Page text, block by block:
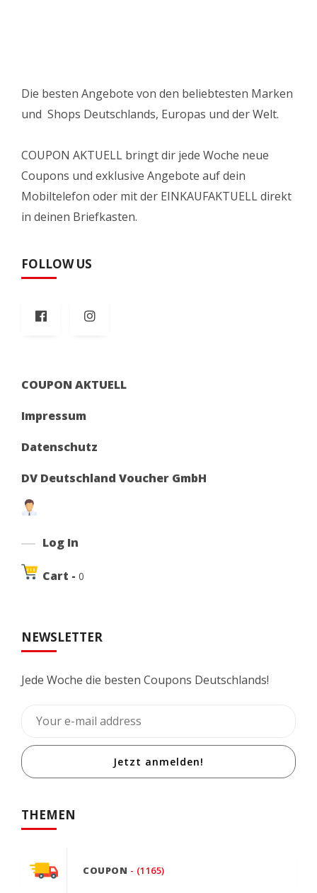
Die besten Angebote von den beliebtesten Marken
und Shops Deutschlands, Europas und der Welt.
COUPON AKTUELL bringt dir jede Woche neue
Coupons und exklusive Angebote auf dein
Mobiltelefon oder mit der EINKAUFAKTUELL direkt
in deinen Briefkasten.
FOLLOW US
COUPON AKTUELL
Impressum
Datenschutz
DV Deutschland Voucher GmbH
Log In
Cart - 0
NEWSLETTER
Jede Woche die besten Coupons Deutschlands!
Jetzt anmelden!
THEMEN
COUPON - (1165)